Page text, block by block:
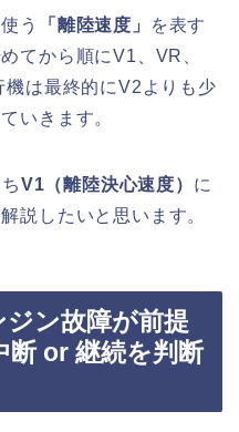
う 「離陸速度」
を表す
てから順にV1、VR、
は最終的にV2よりも少
いきます。
V1（離陸決心速度） に
説したいと思います。
ン故障が前提
断 or 継続を判断